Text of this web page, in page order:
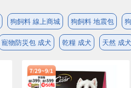
狗飼料 線上商城 狗飼料 地震包
寵物防災包 成犬 乾糧 成犬 天然 成犬